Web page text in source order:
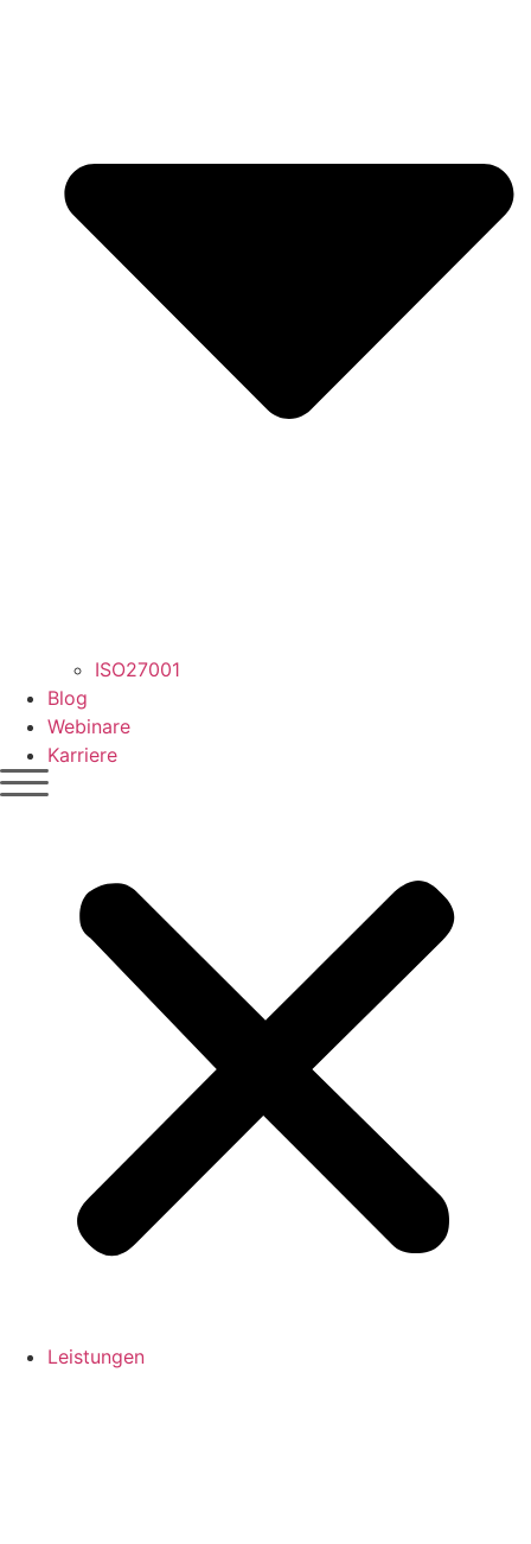
ISO27001
Blog
Webinare
Karriere
Leistungen